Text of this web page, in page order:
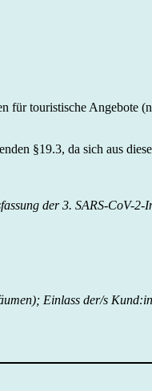
touristische Angebote
§19.3, da sich aus
der 3. SARS-CoV-
Einlass der/s Kund:in